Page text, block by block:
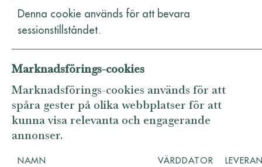
Denna cookie används för att bevara
sessionstillståndet.
Marknadsförings-cookies
Marknadsförings-cookies används för att
spåra gester på olika webbplatser för att
kunna visa relevanta och engagerande
annonser.
NAMN VÄRDDATOR